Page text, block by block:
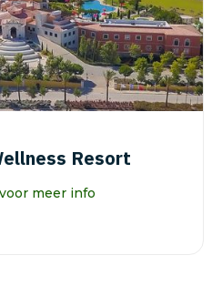
Resort
meer info